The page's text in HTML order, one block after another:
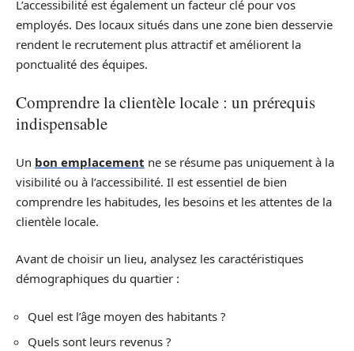
L’accessibilité est également un facteur clé pour vos
employés. Des locaux situés dans une zone bien desservie
rendent le recrutement plus attractif et améliorent la
ponctualité des équipes.
Comprendre la clientèle locale : un prérequis
indispensable
Un bon emplacement ne se résume pas uniquement à la
visibilité ou à l’accessibilité. Il est essentiel de bien
comprendre les habitudes, les besoins et les attentes de la
clientèle locale.
Avant de choisir un lieu, analysez les caractéristiques
démographiques du quartier :
Quel est l’âge moyen des habitants ?
Quels sont leurs revenus ?